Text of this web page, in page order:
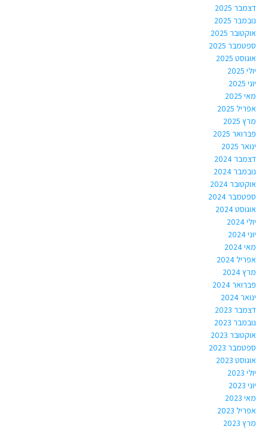
דצמבר 2025
נובמבר 2025
אוקטובר 2025
ספטמבר 2025
אוגוסט 2025
יולי 2025
יוני 2025
מאי 2025
אפריל 2025
מרץ 2025
פברואר 2025
ינואר 2025
דצמבר 2024
נובמבר 2024
אוקטובר 2024
ספטמבר 2024
אוגוסט 2024
יולי 2024
יוני 2024
מאי 2024
אפריל 2024
מרץ 2024
פברואר 2024
ינואר 2024
דצמבר 2023
נובמבר 2023
אוקטובר 2023
ספטמבר 2023
אוגוסט 2023
יולי 2023
יוני 2023
מאי 2023
אפריל 2023
מרץ 2023